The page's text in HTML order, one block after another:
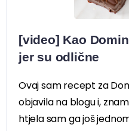
[video] Kao
jer su odlične
Ovaj sam recept za
objavila na blogu i,
htjela sam ga još